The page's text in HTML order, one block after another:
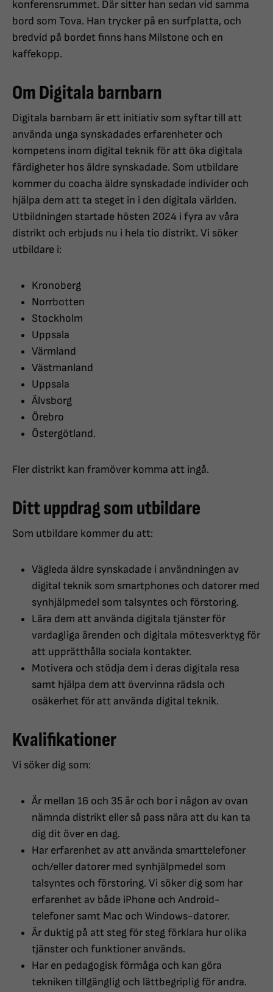
konferensrummet. Där sitter han sedan vid samma
bord som Tova. Han trycker på en surfplatta, och
bredvid på bordet finns hans Milstone och en
kaffekopp.
Om Digitala barnbarn
Digitala barnbarn är ett initiativ som syftar till att
använda unga synskadades erfarenheter och
kompetens inom digital teknik för att öka digitala
färdigheter hos äldre synskadade. Som utbildare
kommer du coacha äldre synskadade individer och
hjälpa dem att ta steget in i den digitala världen.
Utbildningen startade hösten 2024 i fyra av våra
distrikt och erbjuds nu i hela tio distrikt. Vi söker
utbildare i:
Kronoberg
Norrbotten
Stockholm
Uppsala
Värmland
Västmanland
Uppsala
Älvsborg
Örebro
Östergötland.
Fler distrikt kan framöver komma att ingå.
Ditt uppdrag som utbildare
Som utbildare kommer du att:
Vägleda äldre synskadade i användningen av
digital teknik som smartphones och datorer med
synhjälpmedel som talsyntes och förstoring.
Lära dem att använda digitala tjänster för
vardagliga ärenden och digitala mötesverktyg för
att upprätthålla sociala kontakter.
Motivera och stödja dem i deras digitala resa
samt hjälpa dem att övervinna rädsla och
osäkerhet för att använda digital teknik.
Kvalifikationer
Vi söker dig som:
Är mellan 16 och 35 år och bor i någon av ovan
nämnda distrikt eller så pass nära att du kan ta
dig dit över en dag.
Har erfarenhet av att använda smarttelefoner
och/eller datorer med synhjälpmedel som
talsyntes och förstoring. Vi söker dig som har
erfarenhet av både iPhone och Android-
telefoner samt Mac och Windows-datorer.
Är duktig på att steg för steg förklara hur olika
tjänster och funktioner används.
Har en pedagogisk förmåga och kan göra
tekniken tillgänglig och lättbegriplig för andra.